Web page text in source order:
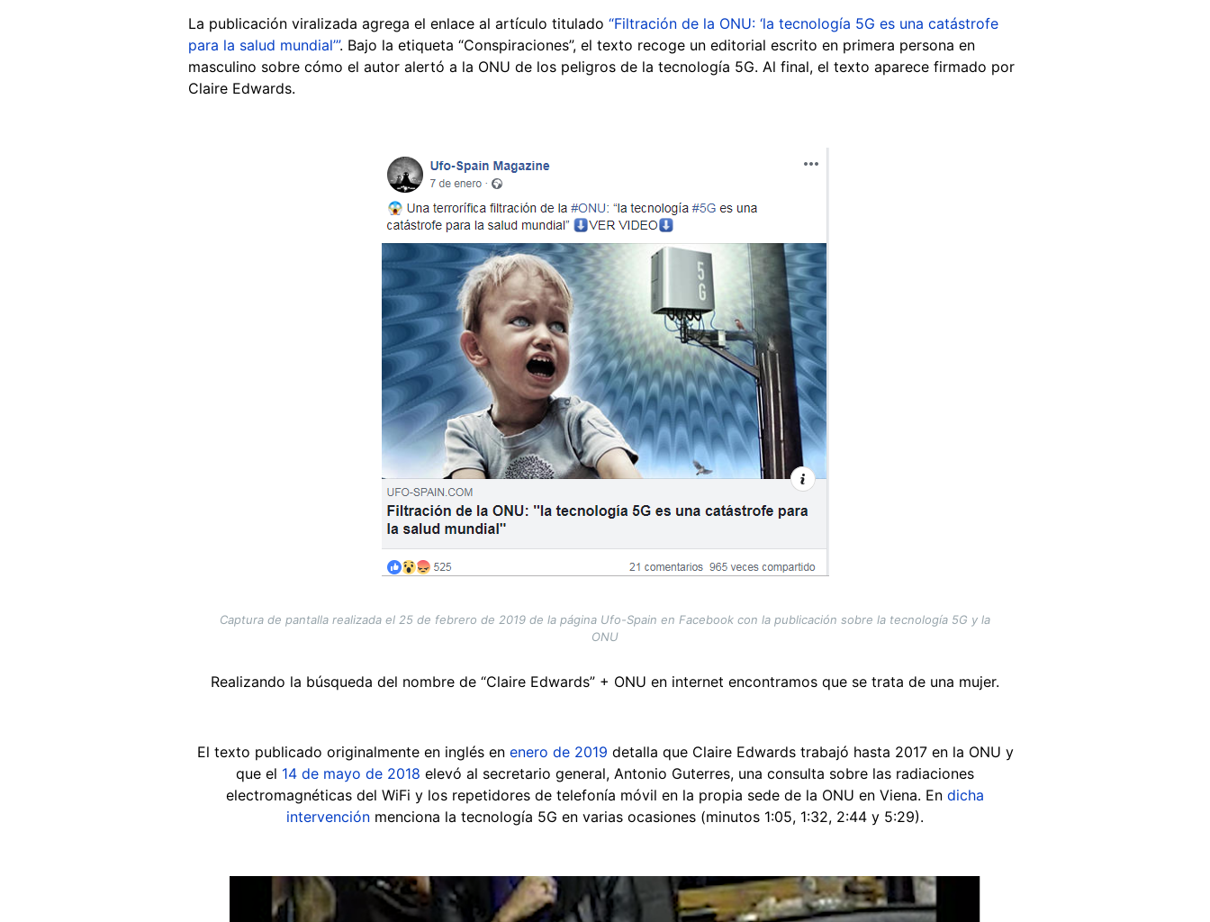
La publicación viralizada agrega el enlace al artículo titulado “Filtración de la ONU: ‘la tecnología 5G es una catástrofe
para la salud mundial’”. Bajo la etiqueta “Conspiraciones”, el texto recoge un editorial escrito en primera persona en
masculino sobre cómo el autor alertó a la ONU de los peligros de la tecnología 5G. Al final, el texto aparece firmado por
Claire Edwards.
Captura de pantalla realizada el 25 de febrero de 2019 de la página Ufo-Spain en Facebook con la publicación sobre la tecnología 5G y la
ONU
Realizando la búsqueda del nombre de “Claire Edwards” + ONU en internet encontramos que se trata de una mujer.
El texto publicado originalmente en inglés en enero de 2019 detalla que Claire Edwards trabajó hasta 2017 en la ONU y
que el 14 de mayo de 2018 elevó al secretario general, Antonio Guterres, una consulta sobre las radiaciones
electromagnéticas del WiFi y los repetidores de telefonía móvil en la propia sede de la ONU en Viena. En dicha
intervención menciona la tecnología 5G en varias ocasiones (minutos 1:05, 1:32, 2:44 y 5:29).